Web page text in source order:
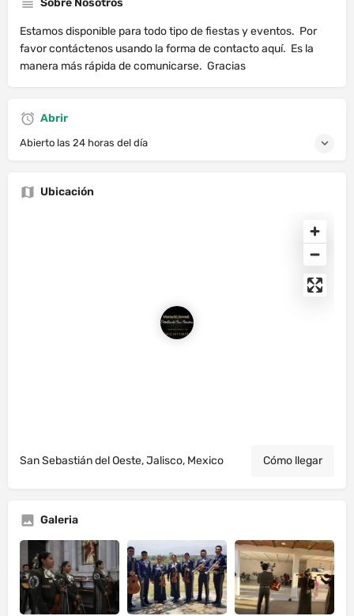
Estamos disponible para todo tipo de fiestas y eventos. Por
favor contáctenos usando la forma de contacto aquí. Es la
manera más rápida de comunicarse. Gracias
Abrir
Abierto las 24 horas del día
Ubicación
San Sebastián del Oeste, Jalisco, Mexico Cómo llegar
Galeria